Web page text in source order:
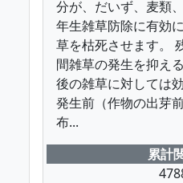
分が、だいず、麦類
年生雑草防除に有効
草を枯死させます。
間雑草の発生を抑え
後の雑草に対しては
発生前（作物の出芽
布...
累計